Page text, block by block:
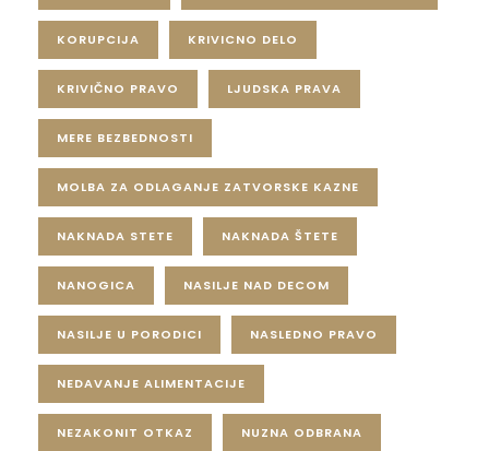
KORUPCIJA KRIVICNO DELO
KRIVIČNO PRAVO LJUDSKA PRAVA
MERE BEZBEDNOSTI
MOLBA ZA ODLAGANJE ZATVORSKE KAZNE
NAKNADA STETE NAKNADA ŠTETE
NANOGICA NASILJE NAD DECOM
NASILJE U PORODICI NASLEDNO PRAVO
NEDAVANJE ALIMENTACIJE
NEZAKONIT OTKAZ NUZNA ODBRANA